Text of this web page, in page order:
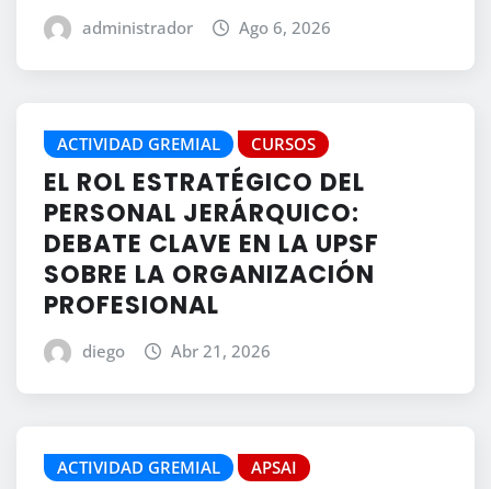
administrador Ago 6, 2026
ACTIVIDAD GREMIAL CURSOS
EL ROL ESTRATÉGICO DEL
PERSONAL JERÁRQUICO:
DEBATE CLAVE EN LA UPSF
SOBRE LA ORGANIZACIÓN
PROFESIONAL
diego Abr 21, 2026
ACTIVIDAD GREMIAL APSAI